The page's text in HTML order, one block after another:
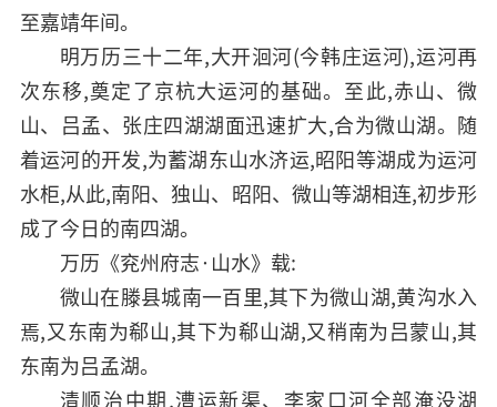
至嘉靖年间。
明万历三十二年,大开洄河(今韩庄运河),运河再
次东移,奠定了京杭大运河的基础。至此,赤山、微
山、吕孟、张庄四湖湖面迅速扩大,合为微山湖。随
着运河的开发,为蓄湖东山水济运,昭阳等湖成为运河
水柜,从此,南阳、独山、昭阳、微山等湖相连,初步形
成了今日的南四湖。
万历《兖州府志·山水》载:
微山在滕县城南一百里,其下为微山湖,黄沟水入
焉,又东南为郗山,其下为郗山湖,又稍南为吕蒙山,其
东南为吕孟湖。
清顺治中期,漕运新渠、李家口河全部淹没湖